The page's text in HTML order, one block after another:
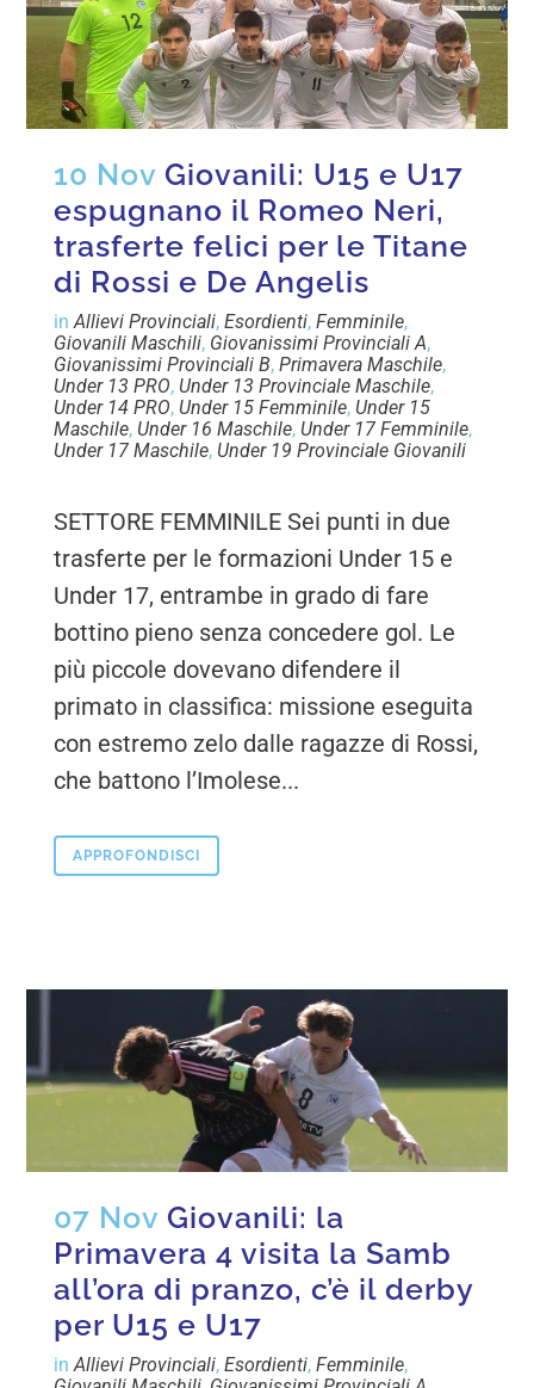
10 Nov Giovanili: U15 e U17
espugnano il Romeo Neri,
trasferte felici per le Titane
di Rossi e De Angelis
inAllievi Provinciali,Esordienti,Femminile,
Giovanili Maschili, Giovanissimi Provinciali A,
Giovanissimi Provinciali B,Primavera Maschile,
Under 13 PRO, Under 13 Provinciale Maschile,
Under 14 PRO, Under 15 Femminile, Under 15
Maschile, Under 16 Maschile, Under 17 Femminile,
Under 17 Maschile, Under 19 Provinciale Giovanili
SETTORE FEMMINILE Sei punti in due
trasferte per le formazioni Under 15 e
Under 17, entrambe in grado di fare
bottino pieno senza concedere gol. Le
più piccole dovevano difendere il
primato in classifica: missione eseguita
con estremo zelo dalle ragazze di Rossi,
che battono l’Imolese...
APPROFONDISCI
07 Nov Giovanili: la
Primavera 4 visita la Samb
all’ora di pranzo, c’è il derby
per U15 e U17
inAllievi Provinciali,Esordienti,Femminile,